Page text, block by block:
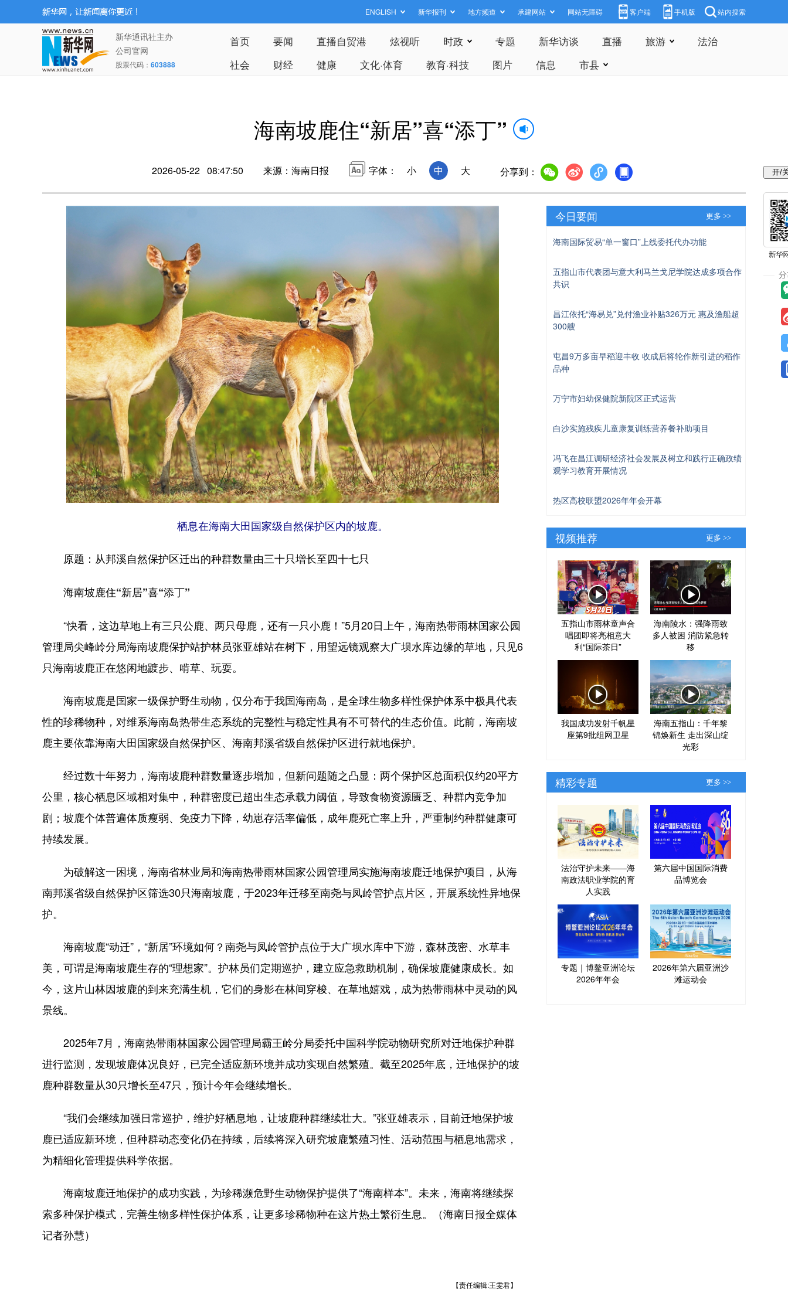
ENGLISH 新华报刊 地方频道 承建网站 网站无障碍 客户端 手机版 站内搜索
新华通讯社主办
公司官网
股票代码： 603888
首页 要闻 直播自贸港 炫视听 时政 专题 新华访谈 直播 旅游
法治
社会
财经 健康 文化·体育 教育·科技 图片 信息 市县
海南坡鹿住“新居”喜“添丁”
2026-05-22 08:47:50 来源：海南日报 字体： 小 中 大 分享到：
栖息在海南大田国家级自然保护区内的坡鹿。
原题：从邦溪自然保护区迁出的种群数量由三十只增长至四十七只
海南坡鹿住“新居”喜“添丁”
“快看，这边草地上有三只公鹿、两只母鹿，还有一只小鹿！”5月20日上午，海南热带雨林国家公园
管理局尖峰岭分局海南坡鹿保护站护林员张亚雄站在树下，用望远镜观察大广坝水库边缘的草地，只见6
只海南坡鹿正在悠闲地踱步、啃草、玩耍。
海南坡鹿是国家一级保护野生动物，仅分布于我国海南岛，是全球生物多样性保护体系中极具代表
性的珍稀物种，对维系海南岛热带生态系统的完整性与稳定性具有不可替代的生态价值。此前，海南坡
鹿主要依靠海南大田国家级自然保护区、海南邦溪省级自然保护区进行就地保护。
经过数十年努力，海南坡鹿种群数量逐步增加，但新问题随之凸显：两个保护区总面积仅约20平方
公里，核心栖息区域相对集中，种群密度已超出生态承载力阈值，导致食物资源匮乏、种群内竞争加
剧；坡鹿个体普遍体质瘦弱、免疫力下降，幼崽存活率偏低，成年鹿死亡率上升，严重制约种群健康可
持续发展。
为破解这一困境，海南省林业局和海南热带雨林国家公园管理局实施海南坡鹿迁地保护项目，从海
南邦溪省级自然保护区筛选30只海南坡鹿，于2023年迁移至南尧与凤岭管护点片区，开展系统性异地保
护。
海南坡鹿“动迁”，“新居”环境如何？南尧与凤岭管护点位于大广坝水库中下游，森林茂密、水草丰
美，可谓是海南坡鹿生存的“理想家”。护林员们定期巡护，建立应急救助机制，确保坡鹿健康成长。如
今，这片山林因坡鹿的到来充满生机，它们的身影在林间穿梭、在草地嬉戏，成为热带雨林中灵动的风
景线。
2025年7月，海南热带雨林国家公园管理局霸王岭分局委托中国科学院动物研究所对迁地保护种群
进行监测，发现坡鹿体况良好，已完全适应新环境并成功实现自然繁殖。截至2025年底，迁地保护的坡
鹿种群数量从30只增长至47只，预计今年会继续增长。
“我们会继续加强日常巡护，维护好栖息地，让坡鹿种群继续壮大。”张亚雄表示，目前迁地保护坡
鹿已适应新环境，但种群动态变化仍在持续，后续将深入研究坡鹿繁殖习性、活动范围与栖息地需求，
为精细化管理提供科学依据。
海南坡鹿迁地保护的成功实践，为珍稀濒危野生动物保护提供了“海南样本”。未来，海南将继续探
索多种保护模式，完善生物多样性保护体系，让更多珍稀物种在这片热土繁衍生息。（海南日报全媒体
记者孙慧）
【责任编辑:王雯君】
今日要闻 更多 >>
海南国际贸易“单一窗口”上线委托代办功能
五指山市代表团与意大利马兰戈尼学院达成多项合作
共识
昌江依托“海易兑”兑付渔业补贴326万元 惠及渔船超
300艘
屯昌9万多亩早稻迎丰收 收成后将轮作新引进的稻作
品种
万宁市妇幼保健院新院区正式运营
白沙实施残疾儿童康复训练营养餐补助项目
冯飞在昌江调研经济社会发展及树立和践行正确政绩
观学习教育开展情况
热区高校联盟2026年年会开幕
视频推荐 更多 >>
五指山市雨林童声合
唱团即将亮相意大
利“国际茶日”
海南陵水：强降雨致
多人被困 消防紧急转
移
我国成功发射千帆星
座第9批组网卫星
海南五指山：千年黎
锦焕新生 走出深山绽
光彩
精彩专题 更多 >>
法治守护未来——海
南政法职业学院的育
人实践
第六届中国国际消费
品博览会
专题｜博鳌亚洲论坛
2026年年会
2026年第六届亚洲沙
滩运动会